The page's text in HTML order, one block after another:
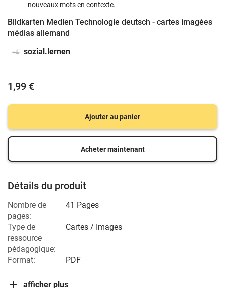
nouveaux mots en contexte.
Bildkarten Medien Technologie deutsch - cartes imagèes
médias allemand
sozial.lernen
1,99 €
Ajouter au panier
Acheter maintenant
Détails du produit
Nombre de
pages:
41 Pages
Type de
ressource
pédagogique:
Cartes / Images
Format: PDF
afficher plus